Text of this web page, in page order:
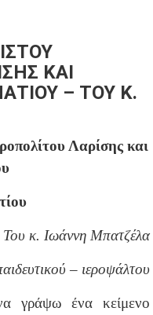
ΚΑΙ
– ΤΟΥ Κ.
Λαρίσης και
Του κ. Ιωάννη Μπατζέλα
– ιεροψάλτου
γράψω ένα κείμενο